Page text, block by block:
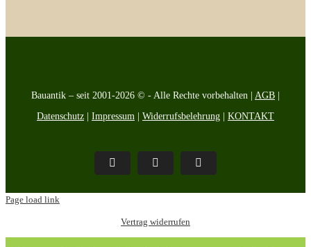
Bauantik – seit 2001-2026 © - Alle Rechte vorbehalten | AGB |
Datenschutz | Impressum | Widerrufsbelehrung | KONTAKT
Pinterest FacebookInstagram
Page load link
Vertrag widerrufen